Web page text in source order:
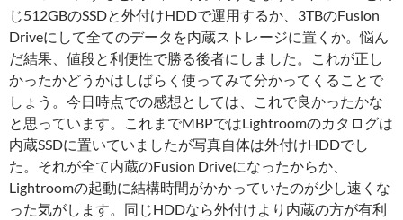
じ512GBのSSDと外付けHDDで運用するか、3TBのFusion
Driveにして全てのデータを内蔵ストレージに置くか。悩ん
だ結果、値段と利便性で勝る後者にしました。これが正し
かったかどうかはしばらく使ってみて分かってくることで
しょう。今日時点での感想としては、これで良かったかな
と思っています。これまでMBPではLightroomのカタログは
内蔵SSDに置いていましたが写真自体は外付けHDDでし
た。それが全て内蔵のFusion Driveになったからか、
Lightroomの起動に結構時間がかかっていたのが少し速くな
った気がします。同じHDDなら外付けより内蔵の方が有利